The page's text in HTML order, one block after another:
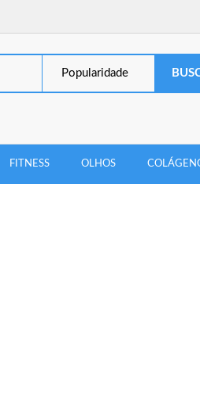
Popularidade
FITNESS OLHOS